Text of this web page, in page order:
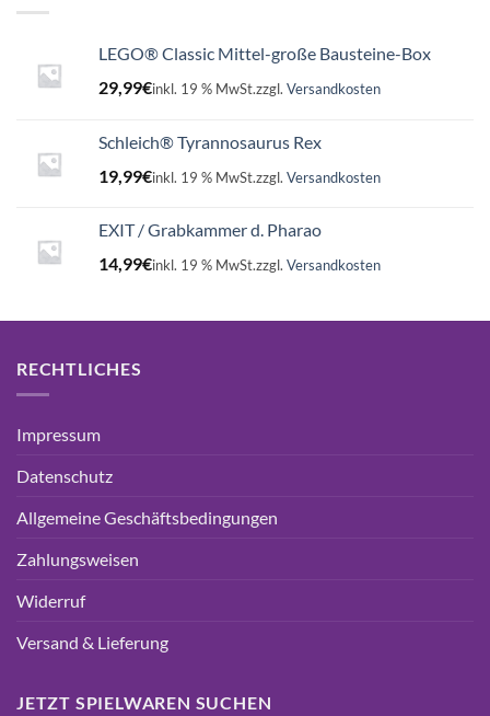
LEGO® Classic Mittel-große Bausteine-Box
29,99€inkl. 19 % MwSt.zzgl. Versandkosten
Schleich® Tyrannosaurus Rex
19,99€inkl. 19 % MwSt.zzgl. Versandkosten
EXIT / Grabkammer d. Pharao
14,99€inkl. 19 % MwSt.zzgl. Versandkosten
RECHTLICHES
Impressum
Datenschutz
Allgemeine Geschäftsbedingungen
Zahlungsweisen
Widerruf
Versand & Lieferung
JETZT SPIELWAREN SUCHEN